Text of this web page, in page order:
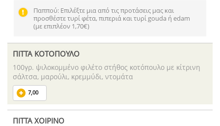
Παππού: Επιλέξτε μια από τις προτάσεις μας και
προσθέστε τυρί φέτα, πιπεριά και τυρί gouda ή edam
(με επιπλέον 1,70€)
ΠΙΤΤΑ ΚΟΤΟΠΟΥΛΟ
100γρ. ψιλοκομμένο φιλέτο στήθος κοτόπουλο με κίτρινη
σάλτσα, μαρούλι, κρεμμύδι, ντομάτα
7,00
ΠΙΤΤΑ ΧΟΙΡΙΝΟ